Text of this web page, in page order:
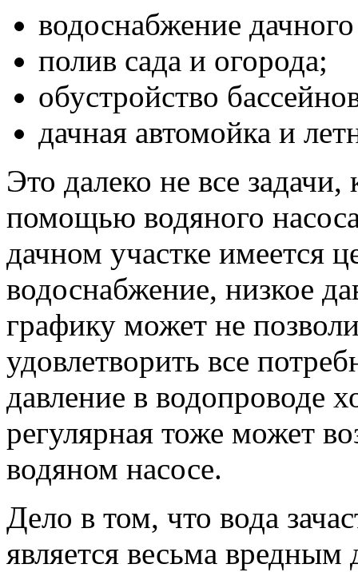
водоснабжение
полив сада и огорода;
обустройство
дачная автомойка и
Это далеко не все
помощью водяного
дачном участке имеется
водоснабжение, низкое
графику может не
удовлетворить все
давление в водопроводе
регулярная тоже может
водяном насосе.
Дело в том, что вода
является весьма